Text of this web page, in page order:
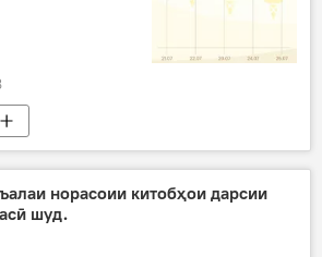
норасоии китобҳои дарсии
шуд.